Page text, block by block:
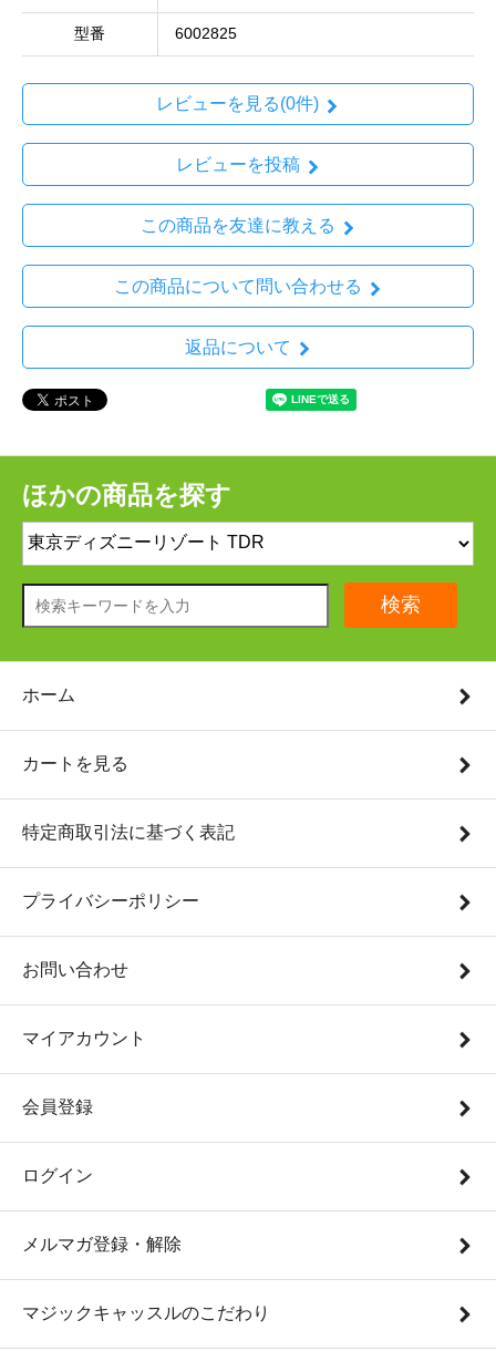
型番 6002825
レビューを見る(0件)
レビューを投稿
この商品を友達に教える
この商品について問い合わせる
返品について
ほかの商品を探す
検索
ホーム
カートを見る
特定商取引法に基づく表記
プライバシーポリシー
お問い合わせ
マイアカウント
会員登録
ログイン
メルマガ登録・解除
マジックキャッスルのこだわり